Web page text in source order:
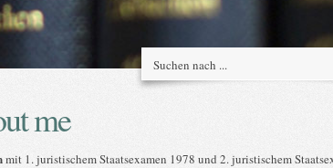
me
mit 1. juristischem Staatsexamen 1978 und 2. juristischem